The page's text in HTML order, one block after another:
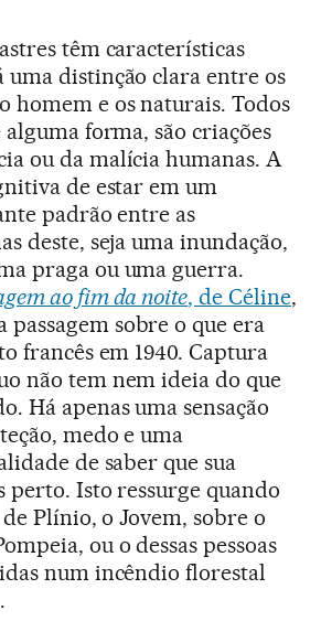
têm características
uma distinção clara entre os
homem e os naturais. Todos
alguma forma, são criações
ou da malícia humanas. A
de estar em um
padrão entre as
deste, seja uma inundação,
praga ou uma guerra.
ao fim da noite, de Céline,
passagem sobre o que era
francês em 1940. Captura
não tem nem ideia do que
Há apenas uma sensação
medo e uma
de saber que sua
perto. Isto ressurge quando
Plínio, o Jovem, sobre o
ou o dessas pessoas
num incêndio florestal